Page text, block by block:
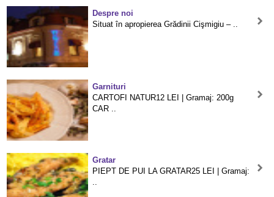
Despre noi
Situat în apropierea Grădinii Cişmigiu – ..
Garnituri
CARTOFI NATUR12 LEI | Gramaj: 200g
CAR ..
Gratar
PIEPT DE PUI LA GRATAR25 LEI | Gramaj: